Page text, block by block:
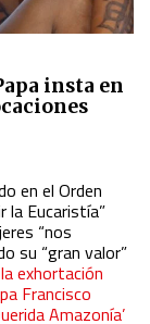
insta en
en el Orden
la Eucaristía”
“nos
su “gran valor”
exhortación
Francisco
Amazonía’